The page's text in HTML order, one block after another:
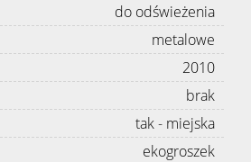
do odświeżenia
metalowe
2010
brak
tak - miejska
ekogroszek